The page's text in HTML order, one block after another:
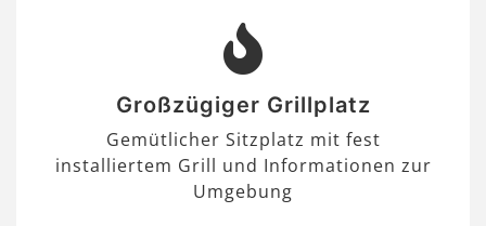
Großzügiger Grillplatz
Gemütlicher Sitzplatz mit fest
installiertem Grill und Informationen zur
Umgebung